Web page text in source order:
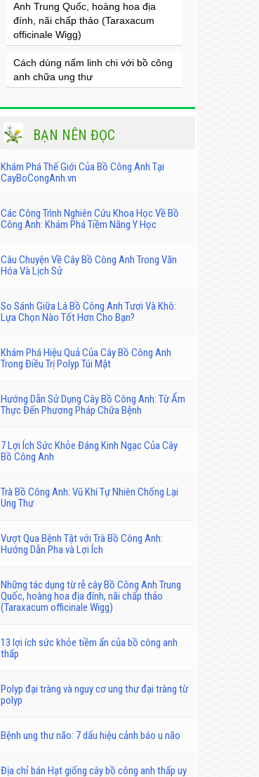
Anh Trung Quốc, hoàng hoa địa
đính, nãi chấp thảo (Taraxacum
officinale Wigg)
Cách dùng nấm linh chi với bồ công
anh chữa ung thư
BẠN NÊN ĐỌC
Khám Phá Thế Giới Của Bồ Công Anh Tại
CayBoCongAnh.vn
Các Công Trình Nghiên Cứu Khoa Học Về Bồ
Công Anh: Khám Phá Tiềm Năng Y Học
Câu Chuyện Về Cây Bồ Công Anh Trong Văn
Hóa Và Lịch Sử
So Sánh Giữa Lá Bồ Công Anh Tươi Và Khô:
Lựa Chọn Nào Tốt Hơn Cho Bạn?
Khám Phá Hiệu Quả Của Cây Bồ Công Anh
Trong Điều Trị Polyp Túi Mật
Hướng Dẫn Sử Dụng Cây Bồ Công Anh: Từ Ẩm
Thực Đến Phương Pháp Chữa Bệnh
7 Lợi Ích Sức Khỏe Đáng Kinh Ngạc Của Cây
Bồ Công Anh
Trà Bồ Công Anh: Vũ Khí Tự Nhiên Chống Lại
Ung Thư
Vượt Qua Bệnh Tật với Trà Bồ Công Anh:
Hướng Dẫn Pha và Lợi Ích
Những tác dụng từ rễ cây Bồ Công Anh Trung
Quốc, hoàng hoa địa đính, nãi chấp thảo
(Taraxacum officinale Wigg)
13 lợi ích sức khỏe tiềm ẩn của bồ công anh
thấp
Polyp đại tràng và nguy cơ ung thư đại tràng từ
polyp
Bệnh ung thư não: 7 dấu hiệu cảnh báo u não
Địa chỉ bán Hạt giống cây bồ công anh thấp uy